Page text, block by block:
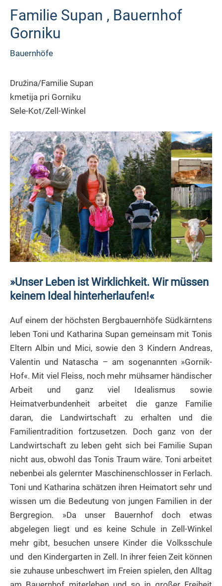
Familie Supan , Bauernhof
Gorniku
Bauernhöfe
Družina/Familie Supan
kmetija pri Gorniku
Sele-Kot/Zell-Winkel
»Unser Leben ist Wirklichkeit. Wir müssen
keinem Ideal hinterherlaufen!«
Auf einem der höchsten Bergbauernhöfe Südkärntens
leben Toni und Katharina Supan gemeinsam mit Tonis
Eltern Albin und Mici, sowie den 3 Kindern Andreas,
Valentin und Natascha – am sogenannten »Gornik-
Hof«. Mit viel Fleiss, noch mehr mühsamer händischer
Arbeit und ganz viel Idealismus sowie
Heimatverbundenheit arbeitet die ganze Familie
daran, die Landwirtschaft zu erhalten und die
Familientradition fortzusetzen. Doch ganz von der
Landwirtschaft zu leben geht sich bei Familie Supan
nicht aus, obwohl das Tonis Traum wäre. Toni arbeitet
nebenbei als gelernter Maschinenschlosser in Ferlach.
Toni und Katharina schätzen ihren Heimatort sehr und
wissen um die Bedeutung von jungen Familien in der
Bergregion. »Da unser Bauernhof doch etwas
abgelegen liegt und es keine Schule in Zell-Winkel
mehr gibt, besuchen unsere Kinder die Volksschule
und den Kindergarten in Zell. In ihrer feien Zeit können
sie zuhause unbeschwert im Freien spielen, den Alltag